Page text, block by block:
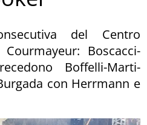
del Centro
Boscacci-
Boffelli-Marti-
con Herrmann e